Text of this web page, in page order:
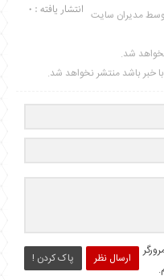
انتشار یافته : 0 مدیران سایت
شد.
با خبر باشد منتشر نخواهد شد.
ارسال نظر پاک کردن !